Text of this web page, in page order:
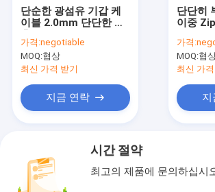
단순한 광섬유 기갑 케
이블 2.0mm 단단한 완
가격:negotiable
MOQ:협상
최신 가격 받기
지금 연락
단단히
이중
가격:
MOQ:협
최신 가
지
시간 절약
최고의 제품에 문의하십시